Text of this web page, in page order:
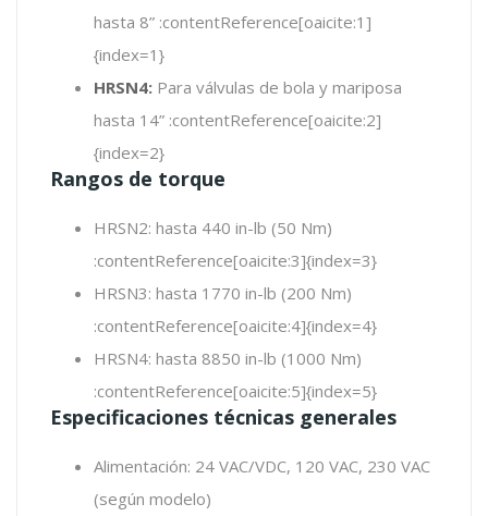
hasta 8” :contentReference[oaicite:1]
{index=1}
HRSN4: Para válvulas de bola y mariposa
hasta 14” :contentReference[oaicite:2]
{index=2}
Rangos de torque
HRSN2: hasta 440 in-lb (50 Nm)
:contentReference[oaicite:3]{index=3}
HRSN3: hasta 1770 in-lb (200 Nm)
:contentReference[oaicite:4]{index=4}
HRSN4: hasta 8850 in-lb (1000 Nm)
:contentReference[oaicite:5]{index=5}
Especificaciones técnicas generales
Alimentación: 24 VAC/VDC, 120 VAC, 230 VAC
(según modelo)